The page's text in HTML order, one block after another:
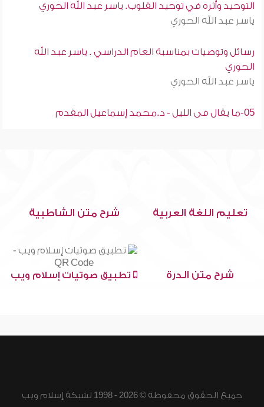
التوحيد وأثره في توحيد القلوب. ياسر عبد الله الحوري
ياسر عبد الله الحوري
رسائل وتوصيات بمناسبة العام الدراسي . ياسر عبد الله
الحوري
ياسر عبد الله الحوري
05-ما يقال فى الليل - د.محمد إسماعيل المقدم
تعليم اللغة العربية شرح متن الشاطبية
شرح متن الدرة تطبيق صوتيات إسلام ويب
جميع الحقوق محفوظة © 2026 - 1998 لشبكة إسلام ويب